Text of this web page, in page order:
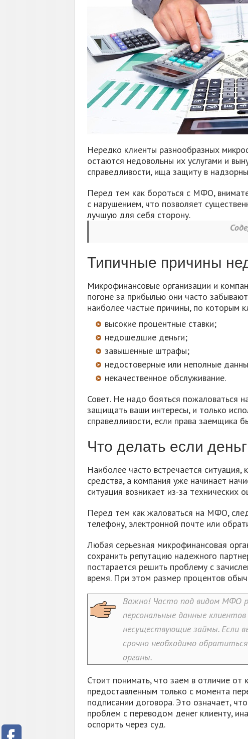
Нередко клиенты разнообразных
остаются недовольны их услугами и
справедливости, ища защиту в
Перед тем как бороться с МФО,
с нарушением, что позволяет
лучшую для себя сторону.
Типичные причины
Микрофинансовые организации и
погоне за прибылью они часто
наиболее частые причины, по которым
высокие процентные ставки;
недошедшие деньги;
завышенные штрафы;
недостоверные или неполные
некачественное обслуживание.
Совет. Не надо бояться пожаловаться
защищать ваши интересы, и только
справедливости, если права заемщика
Что делать если
Наиболее часто встречается
средства, а компания уже начинает
ситуация возникает из-за технических
Перед тем как жаловаться на МФО,
телефону, электронной почте или
Любая серьезная микрофинансовая
сохранить репутацию надежного
постарается решить проблему с
время. При этом размер процентов
Важно! Часто под видом МФО
персональные данные
несуществующие займы. Если
срочно необходимо
органы.
Стоит понимать, что заем в отличие от
предоставленным только с момента
подписании договора. Это означает,
проблем с переводом денег клиенту,
оспорить через суд.